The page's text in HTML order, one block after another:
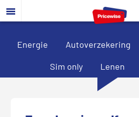
Door
naar
hoofd
Spring
naar
eerste
Spring
naar
voettekst
Energie Autoverzekering
Sim only Lenen